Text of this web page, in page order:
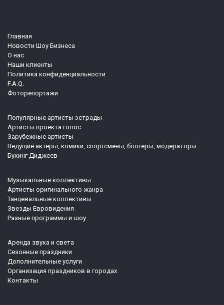
Главная
Новости Шоу Бизнеса
О нас
Наши клиенты
Политика конфиденциальности
F.A.Q.
Фоторепортажи
Популярные артисты эстрады
Артисты проекта голос
Зарубежные артисты
Ведущие актеры, комики, спортсмены, блогеры, модераторы
Букинг Диджеев
Музыкальные коллективы
Артисты оригинального жанра
Танцевальные коллективы
Звезды Евровидения
Разные программы и шоу
Аренда звука и света
Сезонные праздники
Дополнительные услуги
Организация праздников в городах
Контакты